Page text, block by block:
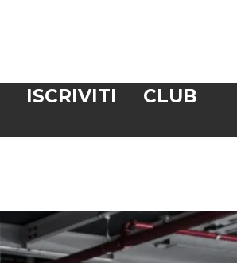
ISCRIVITI
CLUB